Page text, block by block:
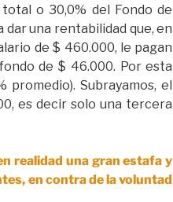
o 30,0% del Fondo de
una rentabilidad que, en
de $ 460.000, le pagan
de $ 46.000. Por esta
Subrayamos, el
es decir solo una tercera
realidad una gran estafa y
en contra de la voluntad